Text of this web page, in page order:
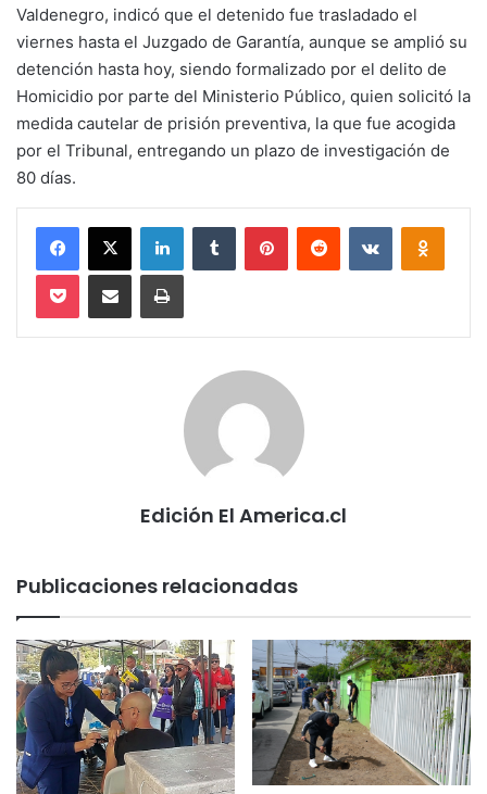
Valdenegro, indicó que el detenido fue trasladado el
viernes hasta el Juzgado de Garantía, aunque se amplió su
detención hasta hoy, siendo formalizado por el delito de
Homicidio por parte del Ministerio Público, quien solicitó la
medida cautelar de prisión preventiva, la que fue acogida
por el Tribunal, entregando un plazo de investigación de
80 días.
Facebook
X LinkedInTumblr PinterestReddit VKontakte
Pocket Compartir via email Imprimir
Edición El America.cl
Publicaciones relacionadas